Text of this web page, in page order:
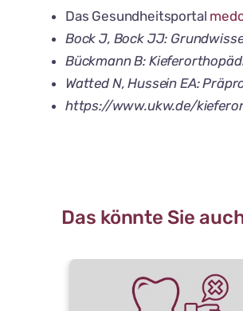
Das Gesundheitsportal
Bock J, Bock JJ:
Bückmann B:
Watted N, Hussein EA:
https://www.ukw.de/
Das könnte Sie